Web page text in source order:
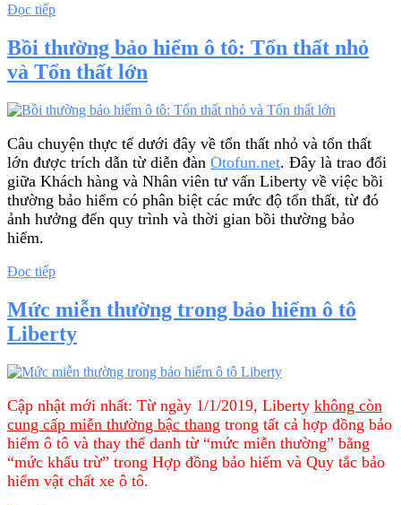
tô”
Đọc tiếp“4
mua
bảo
hiểm
tô
tuyến
(online)”
Bồi thường bảo hiểm ô tô: Tổn thất nhỏ
và Tổn thất lớn
Câu chuyện thực tế dưới đây về tổn thất nhỏ và tổn thất
lớn được trích dẫn từ diễn đàn Otofun.net. Đây là trao đổi
giữa Khách hàng và Nhân viên tư vấn Liberty về việc bồi
thường bảo hiểm có phân biệt các mức độ tổn thất, từ đó
ảnh hưởng đến quy trình và thời gian bồi thường bảo
hiểm.
Đọc tiếp“Bồi
bảo
hiểm
ô
Tổn
thất
nhỏ
và
Tổn
thất
lớn”
Mức miễn thường trong bảo hiểm ô tô
Liberty
Cập nhật mới nhất: Từ ngày 1/1/2019, Liberty không còn
cung cấp miễn thường bậc thang trong tất cả hợp đồng bảo
hiểm ô tô và thay thế danh từ “mức miễn thường” bằng
“mức khấu trừ” trong Hợp đồng bảo hiểm và Quy tắc bảo
hiểm vật chất xe ô tô.